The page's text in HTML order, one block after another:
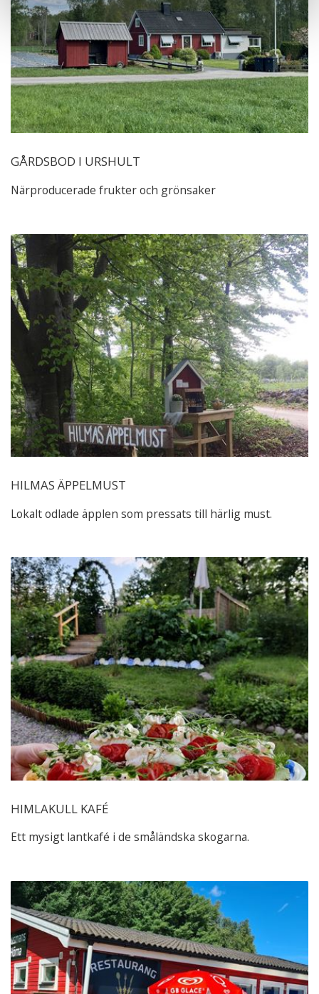
GÅRDSBOD I URSHULT
Närproducerade frukter och grönsaker
HILMAS ÄPPELMUST
Lokalt odlade äpplen som pressats till härlig must.
HIMLAKULL KAFÉ
Ett mysigt lantkafé i de småländska skogarna.